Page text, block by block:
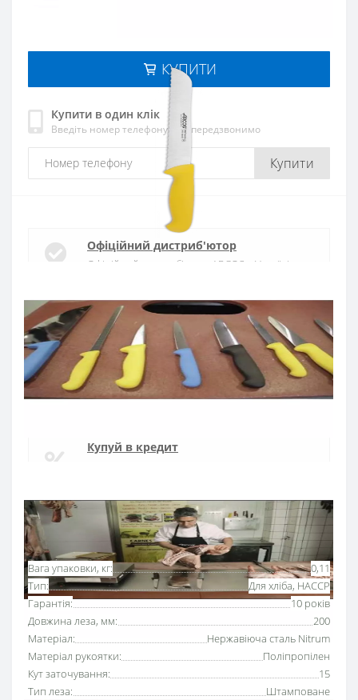
КУПИТИ
Купити в один клік
Введіть номер телефону і ми передзвонимо
Купити
Основні характеристики Всі характеристики
Вага упаковки, кг:
0,11
Тип:
Для хліба, HACCP
Гарантія:
10 років
Довжина леза, мм:
200
Матеріал:
Нержавіюча сталь Nitrum
Матеріал рукоятки:
Поліпропілен
Кут заточування:
15
Тип леза:
Штамповане
Офіційний дистриб'ютор
Офіційний дистриб'ютор ARCOS в Україні
Швидка доставка
Доставка протягом 1-3 днів по Україні
Гарантія якості
10 років гарантія на ножі
Купуй в кредит